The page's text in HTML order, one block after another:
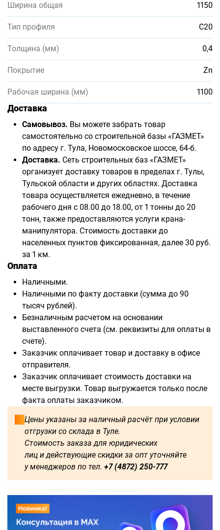
Ширина общая 1150
Тип профиля С20
Толщина (мм) 0,4
Покрытие Zn
Рабочая ширина (мм) 1100
Доставка
Самовывоз. Вы можете забрать товар
самостоятельно со строительной базы «ГАЗМЕТ»
по адресу г. Тула, Новомосковское шоссе, 64-б.
Доставка. Сеть строительных баз «ГАЗМЕТ»
организует доставку товаров в пределах г. Тулы,
Тульской области и других областях. Доставка
товара осуществляется ежедневно, в течение
рабочего дня с 08.00 до 18.00, от 1 тонны до 20
тонн, также предоставляются услуги крана-
манипулятора. Стоимость доставки до
населенных пунктов фиксированная, далее 30 руб.
за 1 км.
Оплата
Наличными.
Наличными по факту доставки (сумма до 90
тысяч рублей).
Безналичным расчетом на основании
выставленного счета (см. реквизиты для оплаты в
счете).
Заказчик оплачивает товар и доставку в офисе
отправителя.
Заказчик оплачивает стоимость доставки на
месте выгрузки. Товар выгружается только после
факта оплаты заказчиком.
Цены указаны за наличный расчёт при условии
отгрузки со склада в Туле.
Стоимость заказа для юридических
лиц и действующие скидки за опт уточняйте
у менеджеров по тел. +7 (4872) 250-777
В наличии:
1800 2000 1500
Доступны для заказа:
750 1250 1600
2500 2750 3000 3250
3500 3750 4000 4250
5000
500